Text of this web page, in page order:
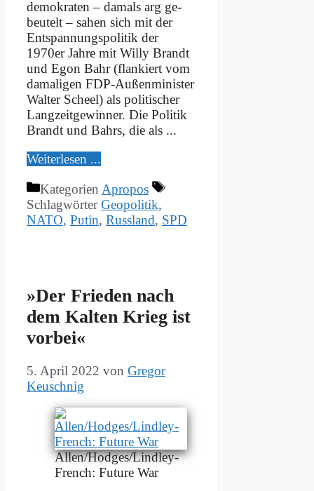
de­mo­kra­ten – da­mals arg ge­
beu­telt – sa­hen sich mit der
Ent­span­nungs­po­li­tik der
1970er Jah­re mit Wil­ly Brandt
und Egon Bahr (flan­kiert vom
da­ma­li­gen FDP-Au­­ßen­­mi­­ni­­ster
Wal­ter Scheel) als po­li­ti­scher
Lang­zeit­ge­win­ner. Die Po­li­tik
Brandt und Bahrs, die als ...
Wei­ter­le­sen ...
Kategorien Apropos
SchlagwörterGeopolitik,
NATO, Putin, Russland, SPD
»Der Frie­den nach
dem Kal­ten Krieg ist
vor­bei«
5. April 2022 von Gregor
Keuschnig
Al­len/Hod­ge­s/­Lind­ley-
French: Fu­ture War